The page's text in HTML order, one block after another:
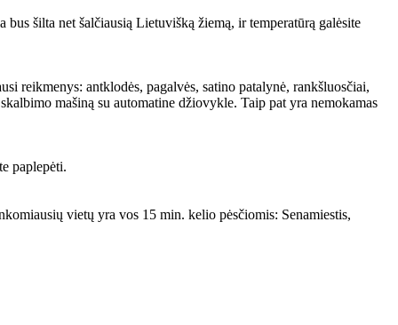
šilta net šalčiausią Lietuvišką žiemą, ir temperatūrą galėsite
reikmenys: antklodės, pagalvės, satino patalynė, rankšluosčiai,
mašiną su automatine džiovykle. Taip pat yra nemokamas
paplepėti.
vietų yra vos 15 min. kelio pėsčiomis: Senamiestis,